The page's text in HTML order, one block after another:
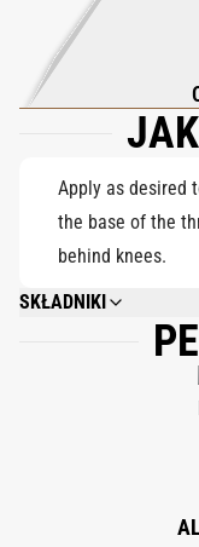
Apply as desired
the base of the
behind knees.
SKŁADNIKI
ALCOHOL DENAT.,
EDTA,